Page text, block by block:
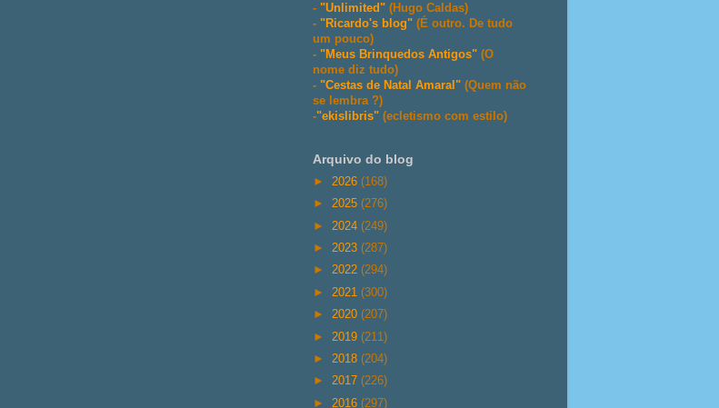
- "Unlimited" (Hugo Caldas)
- "Ricardo's blog" (É outro. De tudo
um pouco)
- "Meus Brinquedos Antigos" (O
nome diz tudo)
- "Cestas de Natal Amaral" (Quem não
se lembra ?)
-"ekislibris" (ecletismo com estilo)
Arquivo do blog
► 2026 (168)
► 2025 (276)
► 2024 (249)
► 2023 (287)
► 2022 (294)
► 2021 (300)
► 2020 (207)
► 2019 (211)
► 2018 (204)
► 2017 (226)
► 2016 (297)